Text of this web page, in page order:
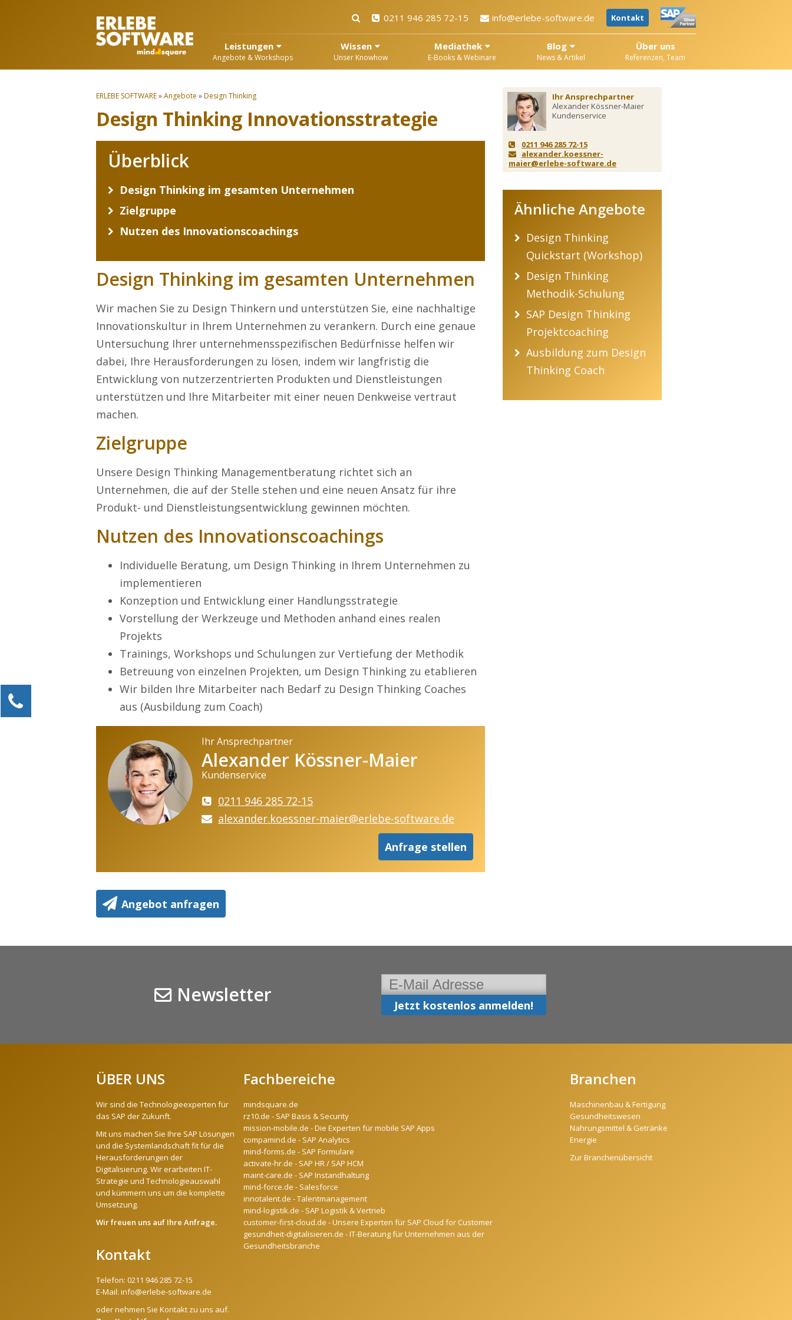
0211 946 285 72-15 info@erlebe-software.de Kontakt
Leistungen
Angebote & Workshops
Wissen
Unser Knowhow
Mediathek
E-Books & Webinare
Blog
News & Artikel
Über uns
Referenzen, Team
Ihr Ansprechpartner
Alexander Kössner-Maier
Kundenservice
0211 946 285 72-15
alexander.koessner-
maier@erlebe-software.de
Ähnliche Angebote
Design Thinking
Quickstart (Workshop)
Design Thinking
Methodik-Schulung
SAP Design Thinking
Projektcoaching
Ausbildung zum Design
Thinking Coach
ERLEBE SOFTWARE»Angebote »Design Thinking
Design Thinking Innovationsstrategie
Überblick
Design Thinking im gesamten Unternehmen
Zielgruppe
Nutzen des Innovationscoachings
Design Thinking im gesamten Unternehmen
Wir machen Sie zu Design Thinkern und unterstützen Sie, eine nachhaltige
Innovationskultur in Ihrem Unternehmen zu verankern. Durch eine genaue
Untersuchung Ihrer unternehmensspezifischen Bedürfnisse helfen wir
dabei, Ihre Herausforderungen zu lösen, indem wir langfristig die
Entwicklung von nutzerzentrierten Produkten und Dienstleistungen
unterstützen und Ihre Mitarbeiter mit einer neuen Denkweise vertraut
machen.
Zielgruppe
Unsere Design Thinking Managementberatung richtet sich an
Unternehmen, die auf der Stelle stehen und eine neuen Ansatz für ihre
Produkt- und Dienstleistungsentwicklung gewinnen möchten.
Nutzen des Innovationscoachings
Individuelle Beratung, um Design Thinking in Ihrem Unternehmen zu
implementieren
Konzeption und Entwicklung einer Handlungsstrategie
Vorstellung der Werkzeuge und Methoden anhand eines realen
Projekts
Trainings, Workshops und Schulungen zur Vertiefung der Methodik
Betreuung von einzelnen Projekten, um Design Thinking zu etablieren
Wir bilden Ihre Mitarbeiter nach Bedarf zu Design Thinking Coaches
aus (Ausbildung zum Coach)
Ihr Ansprechpartner
Alexander Kössner-Maier
Kundenservice
0211 946 285 72-15
alexander.koessner-maier@erlebe-software.de
Anfrage stellen
Angebot anfragen
Newsletter
ÜBER UNS
Wir sind die Technologieexperten für
das SAP der Zukunft.
Mit uns machen Sie Ihre SAP Lösungen
und die Systemlandschaft fit für die
Herausforderungen der
Digitalisierung. Wir erarbeiten IT-
Strategie und Technologieauswahl
und kümmern uns um die komplette
Umsetzung.
Wir freuen uns auf Ihre Anfrage.
Kontakt
Telefon: 0211 946 285 72-15
E-Mail: info@erlebe-software.de
oder nehmen Sie Kontakt zu uns auf.
Fachbereiche
mindsquare.de
rz10.de - SAP Basis & Security
mission-mobile.de - Die Experten für mobile SAP Apps
compamind.de - SAP Analytics
mind-forms.de - SAP Formulare
activate-hr.de - SAP HR / SAP HCM
maint-care.de - SAP Instandhaltung
mind-force.de - Salesforce
innotalent.de - Talentmanagement
mind-logistik.de - SAP Logistik & Vertrieb
customer-first-cloud.de - Unsere Experten für SAP Cloud for Customer
gesundheit-digitalisieren.de - IT-Beratung für Unternehmen aus der
Gesundheitsbranche
Branchen
Maschinenbau & Fertigung
Gesundheitswesen
Nahrungsmittel & Getränke
Energie
Zur Branchenübersicht
0211 946 285 72-15
Alexander.Koessner-Maier@erlebe-software.de
Ihre Anfrage